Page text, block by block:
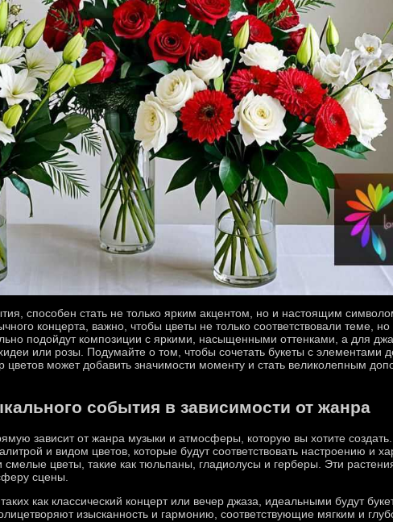
способен стать не только ярким акцентом, но и настоящим
концерта, важно, чтобы цветы не только соответствовали теме,
подойдут композиции с яркими, насыщенными оттенками, а для
или розы. Подумайте о том, чтобы сочетать букеты с элементами
может добавить значимости моменту и стать великолепным
события в зависимости от жанра
зависит от жанра музыки и атмосферы, которую вы хотите
и видом цветов, которые будут соответствовать настроению и
цветы, такие как тюльпаны, гладиолусы и герберы. Эти
сцены.
как классический концерт или вечер джаза, идеальными будут
изысканность и гармонию, соответствующие мягким и